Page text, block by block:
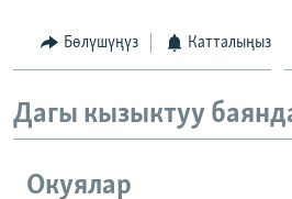
Бөлүшүңүз Катталыңыз
Дагы кызыктуу
Окуялар